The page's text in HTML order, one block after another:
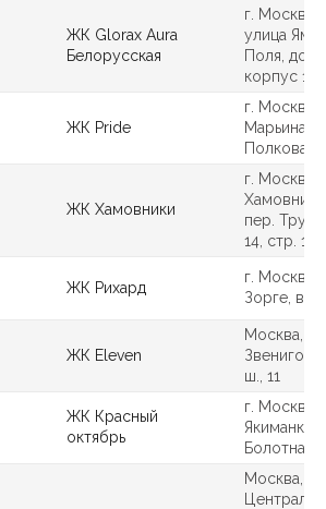
ЖК Glorax Aura
Белорусская
г. Москва,
улица
Поля, дом
корпус 1
ЖК Pride
г. Москва,
Марьина
Полковая,
ЖК Хамовники
г. Москва,
пер.
14, стр. 1
ЖК Рихард
г. Москва,
Зорге, вл.
ЖК Eleven
Москва,
ш., 11
ЖК Красный
октябрь
г. Москва,
Якиманка,
Болотная
Москва,